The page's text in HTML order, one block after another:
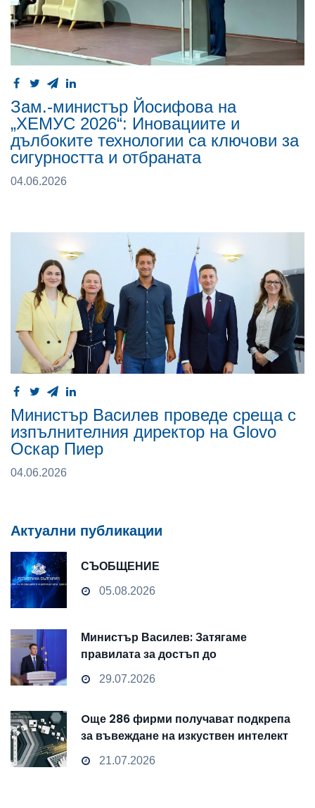
Зам.-министър Йосифова на
„ХЕМУС 2026“: Иновациите и
дълбоките технологии са ключови за
сигурността и отбраната
04.06.2026
Министър Василев проведе среща с
изпълнителния директор на Glovo
Оскар Пиер
04.06.2026
Актуални публикации
СЪОБЩЕНИЕ
05.08.2026
Министър Василев: Затягаме
правилата за достъп до
чувствителни данни
29.07.2026
Oще 286 фирми получават подкрепа
за въвеждане на изкуствен интелект
и облачни технологии
21.07.2026